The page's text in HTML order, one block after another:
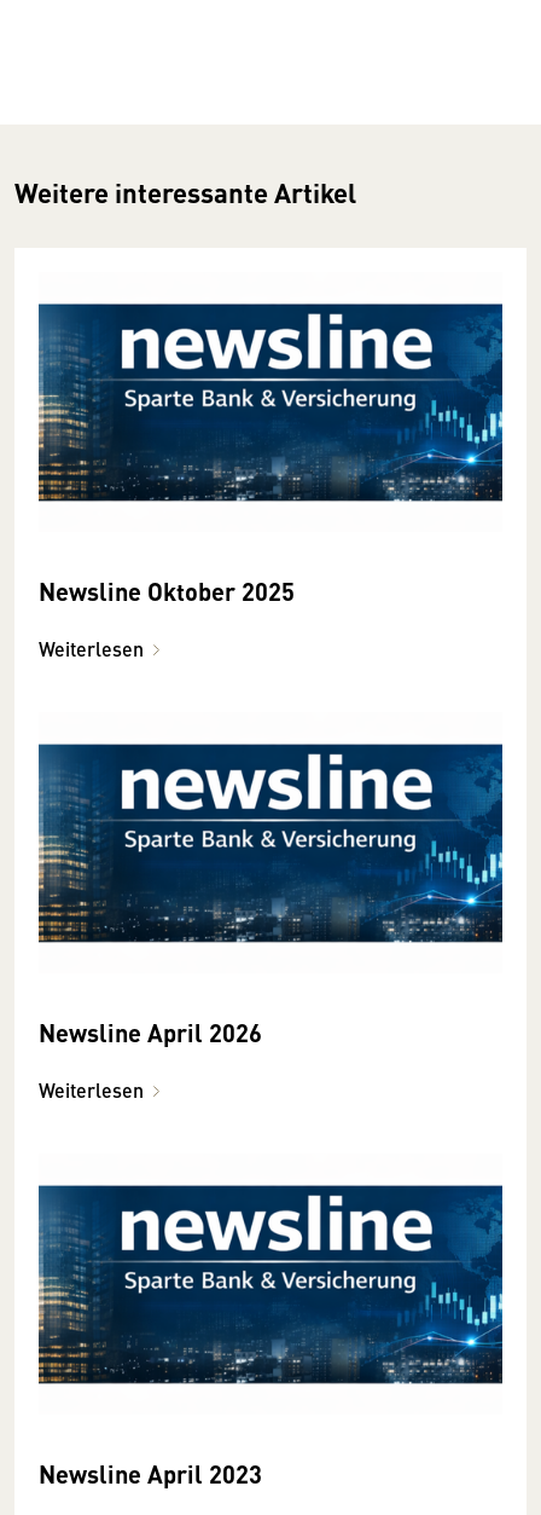
Weitere interessante Artikel
Newsline Oktober 2025
Weiterlesen
Newsline April 2026
Weiterlesen
Newsline April 2023